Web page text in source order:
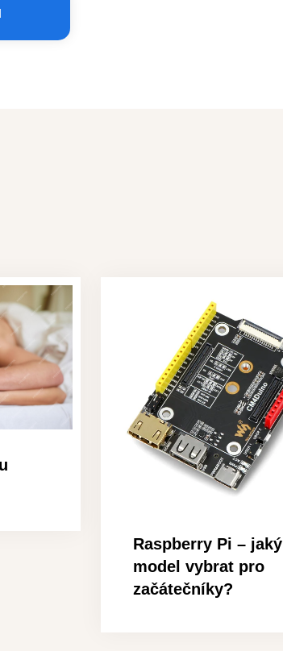
Raspberry Pi – jaký
model vybrat pro
začátečníky?